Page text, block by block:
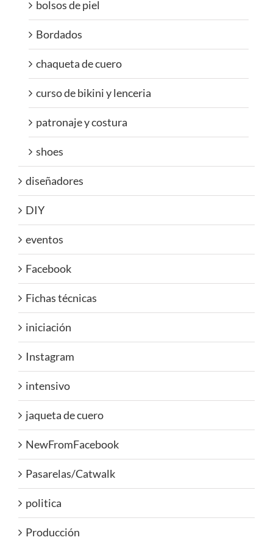
bolsos de piel
Bordados
chaqueta de cuero
curso de bikini y lenceria
patronaje y costura
shoes
diseñadores
DIY
eventos
Facebook
Fichas técnicas
iniciación
Instagram
intensivo
jaqueta de cuero
NewFromFacebook
Pasarelas/Catwalk
politica
Producción